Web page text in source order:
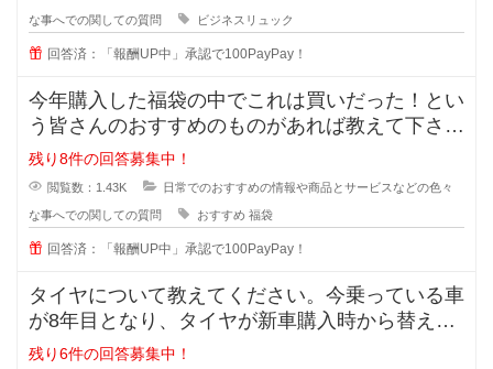
な事へでの関しての質問 ビジネスリュック
回答済：「報酬UP中」承認で100PayPay！
今年購入した福袋の中でこれは買いだった！とい
う皆さんのおすすめのものがあれば教えて下さ
い。今まで購入したことがあるのはジ
残り8件の回答募集中！
閲覧数：1.43K 日常でのおすすめの情報や商品とサービスなどの色々
な事へでの関しての質問 おすすめ 福袋
回答済：「報酬UP中」承認で100PayPay！
タイヤについて教えてください。今乗っている車
が8年目となり、タイヤが新車購入時から替えて
いません。スリップサインが出てき
残り6件の回答募集中！